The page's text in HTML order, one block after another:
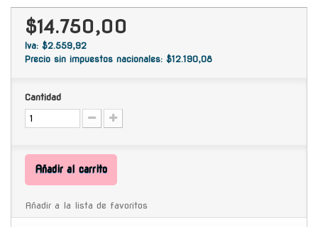
$14.750,00
Iva: $2.559,92
Precio sin impuestos nacionales: $12.190,08
Cantidad
Añadir al carrito
Añadir a la lista de favoritos